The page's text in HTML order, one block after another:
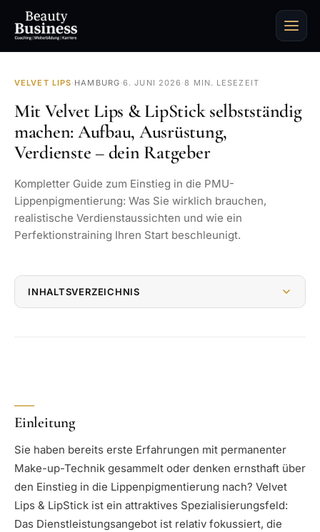
VELVET LIPS· HAMBURG·6. JUNI 2026 ·8 MIN. LESEZEIT
Mit Velvet Lips & LipStick selbstständig
machen: Aufbau, Ausrüstung,
Verdienste – dein Ratgeber
Kompletter Guide zum Einstieg in die PMU-
Lippenpigmentierung: Was Sie wirklich brauchen,
realistische Verdienstaussichten und wie ein
Perfektionstraining Ihren Start beschleunigt.
INHALTSVERZEICHNIS
Einleitung
Sie haben bereits erste Erfahrungen mit permanenter
Make-up-Technik gesammelt oder denken ernsthaft über
den Einstieg in die Lippenpigmentierung nach? Velvet
Lips & LipStick ist ein attraktives Spezialisierungsfeld:
Das Dienstleistungsangebot ist relativ fokussiert, die